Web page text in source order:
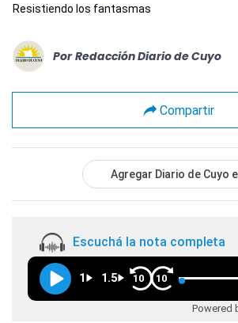
Resistiendo los fantasmas
Por Redacción Diario de Cuyo
Compartir
Agregar Diario de Cuyo
Escuchá la nota completa
1 1.5 10 10
Powered